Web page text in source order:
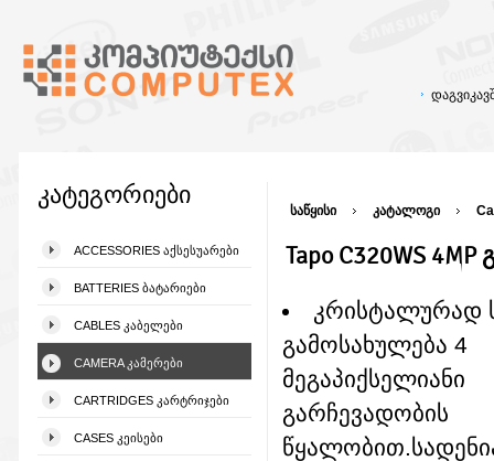
კატეგორიები
ACCESSORIES ᲐᲥᲡᲔᲡᲣᲐᲠᲔᲑᲘ
BATTERIES ᲑᲐᲢᲐᲠᲘᲔᲑᲘ
CABLES ᲙᲐᲑᲔᲚᲔᲑᲘ
CAMERA ᲙᲐᲛᲔᲠᲔᲑᲘ
CARTRIDGES ᲙᲐᲠᲢᲠᲘᲯᲔᲑᲘ
CASES ᲙᲔᲘᲡᲔᲑᲘ
საწყისი კატალოგი
Tapo C320WS
კრისტალურად
გამოსახულება 4
მეგაპიქსელიანი
გარჩევადობის